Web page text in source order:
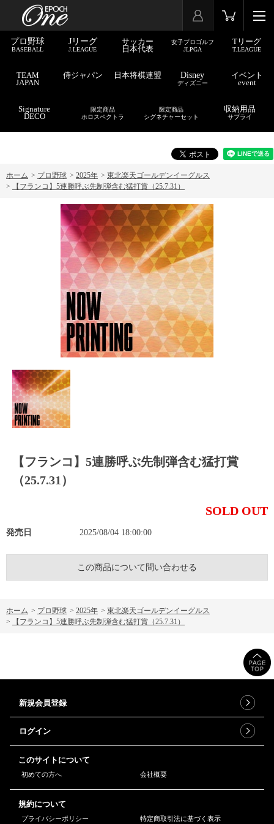
プロ野球
BASEBALL
Jリーグ
J.LEAGUE
サッカー
日本代表
女子プロゴルフ
JLPGA
Tリーグ
T.LEAGUE
TEAM
JAPAN
侍ジャパン 日本将棋連盟 Disney
ディズニー
イベント
event
Signature
DECO
限定商品
ホロスペクトラ
限定商品
シグネチャーセット
収納用品
サプライ
ホーム > プロ野球 > 2025年 > 東北楽天ゴールデンイーグルス
>
【フランコ】5連勝呼ぶ先制弾含む猛打賞（25.7.31）
【フランコ】5連勝呼ぶ先制弾含む猛打賞
（25.7.31）
SOLD OUT
発売日 2025/08/04 18:00:00
この商品について問い合わせる
ホーム > プロ野球 > 2025年 > 東北楽天ゴールデンイーグルス
>
【フランコ】5連勝呼ぶ先制弾含む猛打賞（25.7.31）
新規会員登録
ログイン
このサイトについて
初めての方へ 会社概要
規約について
プライバシーポリシー 特定商取引法に基づく表示